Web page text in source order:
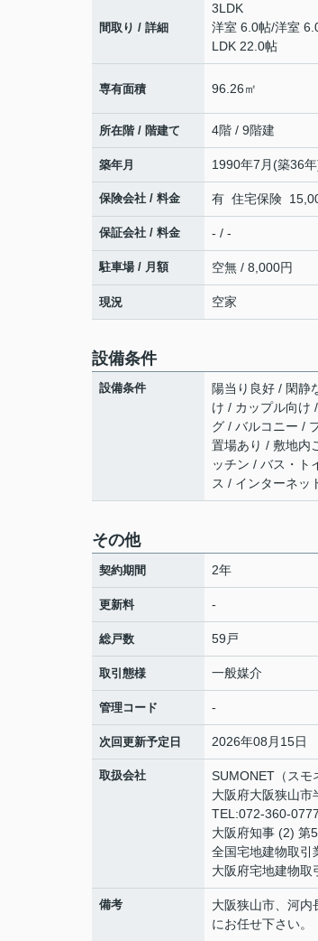
間取り / 詳細
3LDK
洋室 6.0帖/洋室
LDK 22.0帖
専有面積 96.26㎡
所在階 / 階建て 4階 / 9階建
築年月 1990年7月(築36
保険会社 / 料金 有 住宅保険
保証会社 / 料金 - / -
駐車場 / 月額 空無 / 8,000円
現況 空家
設備条件
設備条件
陽当り良好 / 閑静
け / カップル向け
グ / バルコニー /
置場あり / 敷地内
ッチン / バス・ト
ス / インターネッ
その他
契約期間 2年
更新料 -
総戸数 59戸
取引態様 一般媒介
管理コード -
次回更新予定日 2026年08月15日
取扱会社
SUMONET（スモ
大阪府大阪狭山市
TEL:072-360-0777
大阪府知事 (2) 第
全国宅地建物取引
大阪府宅地建物取
備考
大阪狭山市、河内
にお任せ下さい。